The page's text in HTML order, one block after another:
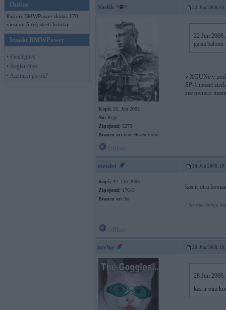
Online
Pašreiz BMWPower skatās 170
viesi un 5 reģistrēti lietotāji.
Ienākt BMWPower
• Pieslēgties
• Reģistrēties
• Aizmirsi paroli?
Vadik 22. Jun 2008,
Kopš: 25. Jun 2002
No: Rīga
Ziņojumi: 5279
Braucu ar: nine eleven turbo
22 Jun
gaisa balonu
v XGUNe v
SP-1 mozet
see owners
meidei 28. Jun 2008,
Kopš: 12. Oct 2006
Ziņojumi: 17615
Braucu ar: 3er
kas ir otra
[ Šo ziņu laboja
nrcha 28. Jun 2008,
28 Jun
kas ir otra